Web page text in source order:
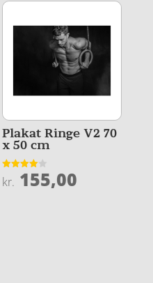
Plakat Ringe V2 70
x 50 cm
Vurderet
4
kr. 155,00